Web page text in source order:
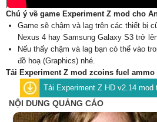
Chú ý về game Experiment Z mod cho
Game sẽ chậm và lag trên các thiết bị
Nexus 4 hay Samsung Galaxy S3 trở
Nếu thấy chậm và lag bạn có thể vào
đồ hoạ (Graphics) nhé.
Tải Experiment Z mod zcoins fuel ammo
Tải Experiment Z HD v2.14 mod